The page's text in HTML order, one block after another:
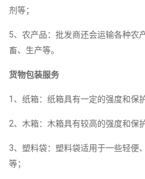
剂等；
5、农产品：批发商还会运输各种农
畜、生产等。
货物包装服务
1、纸箱：纸箱具有一定的强度和保
2、木箱：木箱具有较高的强度和保
3、塑料袋：塑料袋适用于一些轻便
等；